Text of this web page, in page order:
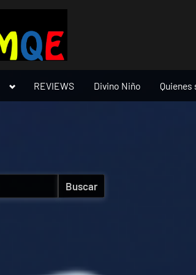
Toggle
menu
REVIEWS Divino Niño